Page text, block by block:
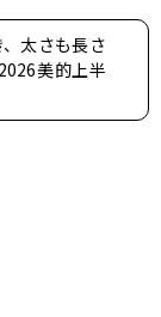
太さも長さ
美的上半